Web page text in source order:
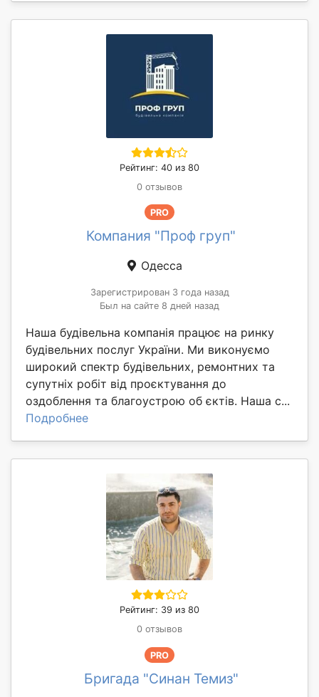
Рейтинг: 40 из 80
0 отзывов
PRO
Компания "Проф груп"
Одесса
Зарегистрирован 3 года назад
Был на сайте 8 дней назад
Наша будівельна компанія працює на ринку
будівельних послуг України. Ми виконуємо
широкий спектр будівельних, ремонтних та
супутніх робіт від проєктування до
оздоблення та благоустрою об єктів. Наша с...
Подробнее
Рейтинг: 39 из 80
0 отзывов
PRO
Бригада "Синан Темиз"